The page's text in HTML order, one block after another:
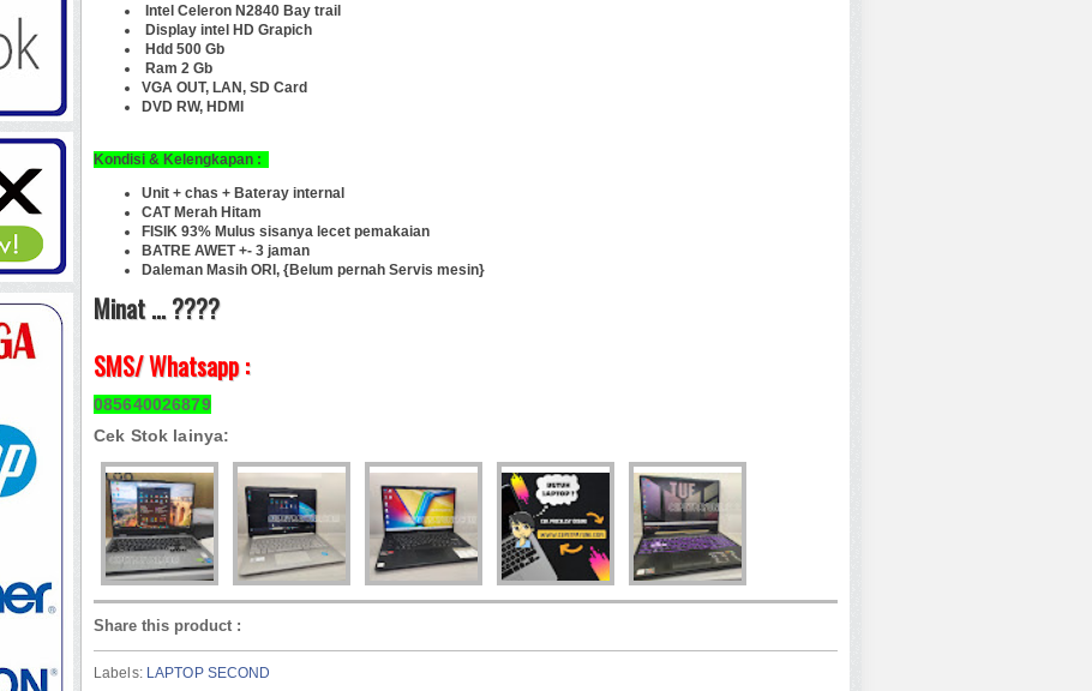
Intel Celeron N2840 Bay trail
Display intel HD Grapich
Hdd 500 Gb
Ram 2 Gb
VGA OUT, LAN, SD Card
DVD RW, HDMI
Kondisi & Kelengkapan :
Unit + chas + Bateray internal
CAT Merah Hitam
FISIK 93% Mulus sisanya lecet pemakaian
BATRE AWET +- 3 jaman
Daleman Masih ORI, {Belum pernah Servis mesin}
Minat ... ????
SMS/ Whatsapp :
085640026879
Cek Stok lainya:
Share this product :
Labels: LAPTOP SECOND